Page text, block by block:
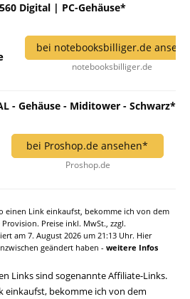
Digital | PC-Gehäuse*
bei notebooksbilliger.de
notebooksbilliger.de
- Gehäuse - Miditower - Schwarz*
bei Proshop.de ansehen*
Proshop.de
einen Link einkaufst, bekomme ich von dem
Preise inkl. MwSt., zzgl.
am 7. August 2026 um 21:13 Uhr. Hier
geändert haben - weitere Infos
Links sind sogenannte Affiliate-Links.
einkaufst, bekomme ich von dem